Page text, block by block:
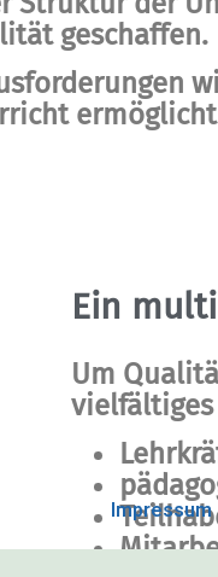
geschaffen.
Ein
Um
vielfältiges
Impressum